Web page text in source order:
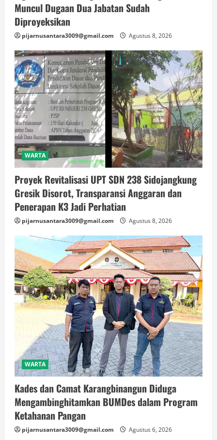
Muncul Dugaan Dua Jabatan Sudah
Diproyeksikan
pijarnusantara3009@gmail.com Agustus 8, 2026
WARTA
Proyek Revitalisasi UPT SDN 238 Sidojangkung
Gresik Disorot, Transparansi Anggaran dan
Penerapan K3 Jadi Perhatian
pijarnusantara3009@gmail.com Agustus 8, 2026
WARTA
Kades dan Camat Karangbinangun Diduga
Mengambinghitamkan BUMDes dalam Program
Ketahanan Pangan
pijarnusantara3009@gmail.com Agustus 6, 2026